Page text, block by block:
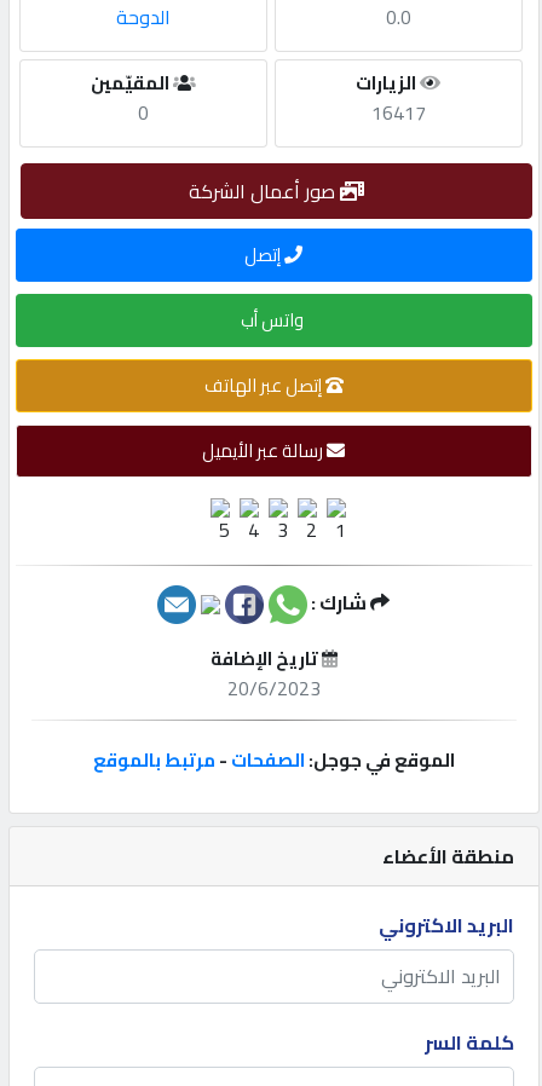
مطلوب
اشتراك
الاحصائيات
شركات
مميزة
المنتدى
كيو
مزاد
كيو
نمبر
منطقة الأعضاء
البريد الاكتروني
كلمة السر
الدوحة 0.0
المقيّمين
0
الزيارات
16417
صور أعمال الشركة
إتصل
واتس أب
إتصل عبر الهاتف
رسالة عبر الأيميل
شارك :
تاريخ الإضافة
20/6/2023
الموقع في جوجل:الصفحات-مرتبط بالموقع